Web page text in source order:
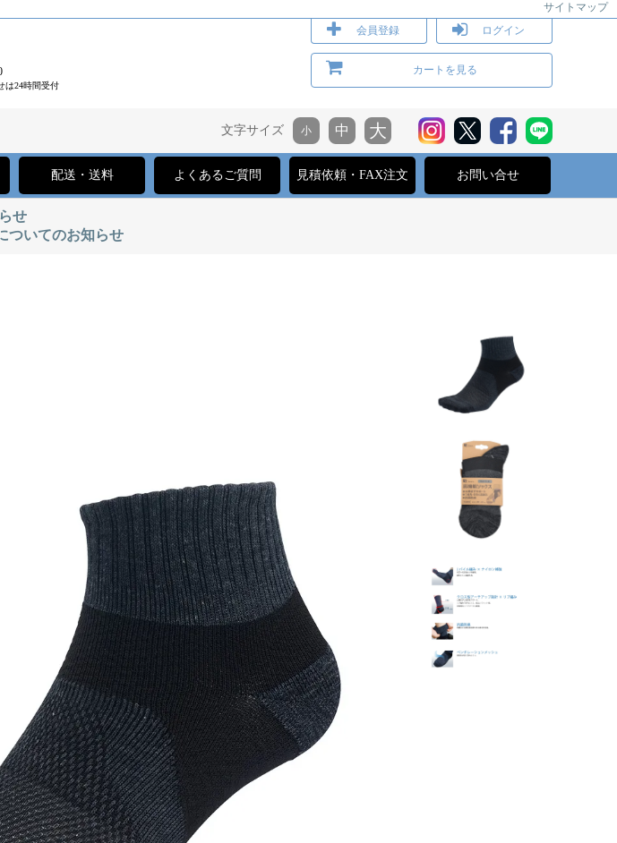
サイトマップ
は24時間受付
会員登録 ログイン
カートを見る
文字サイズ
配送・送料 よくあるご質問 見積依頼・FAX注文 お問い合せ
せ
ついてのお知らせ